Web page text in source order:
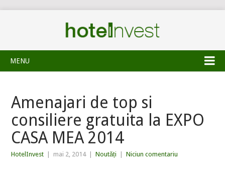
MENU
Amenajari de top si
consiliere gratuita la EXPO
CASA MEA 2014
HotelInvest mai 2, 2014 Noutăți Niciun comentariu